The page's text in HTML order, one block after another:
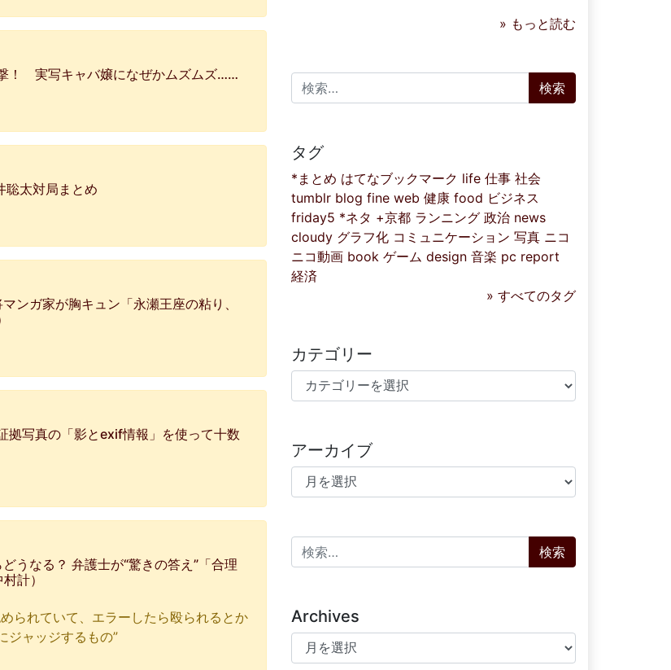
！ 実写キャバ嬢になぜかムズムズ……
聡太対局まとめ
ンガ家が胸キュン「永瀬王座の粘り、
拠写真の「影とexif情報」を使って十数
うなる？ 弁護士が“驚きの答え”「合理
計）
られていて、エラーしたら殴られるとか
ジャッジするもの”
» もっと読む
検索:
タグ
*まとめ はてなブックマーク life 仕事 社会
tumblr blog fine web 健康 food ビジネス
friday5 *ネタ +京都 ランニング 政治 news
cloudy グラフ化 コミュニケーション 写真 ニコ
ニコ動画 book ゲーム design 音楽 pc report
経済
» すべてのタグ
カテゴリー
カテゴリー
アーカイブ
アーカイブ
検索:
Archives
Archives